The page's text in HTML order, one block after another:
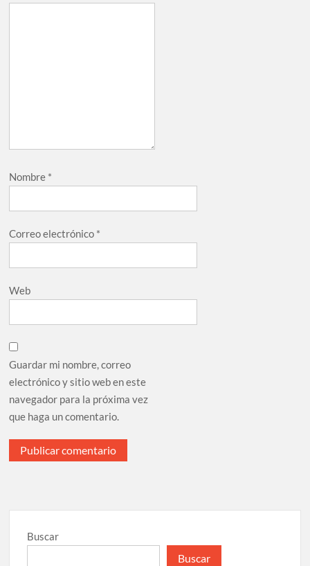
Nombre *
Correo electrónico *
Web
Guardar mi nombre, correo
electrónico y sitio web en este
navegador para la próxima vez
que haga un comentario.
Buscar
Buscar